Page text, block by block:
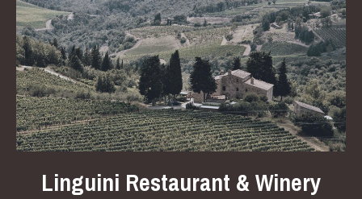
Linguini Restaurant & Winery
Previous